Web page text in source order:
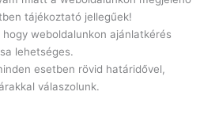
tájékoztató jellegűek!
weboldalunkon ajánlatkérés
lehetséges.
esetben rövid határidővel,
válaszolunk.